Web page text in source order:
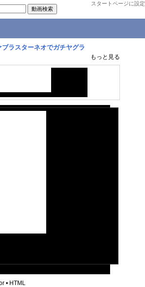
スタートページに設定
ブラスターネオでガチヤグラ
もっと見る
• HTML